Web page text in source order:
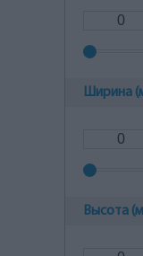
Ширина
Высота